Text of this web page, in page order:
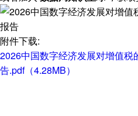
附件下载:
2026中国数字经济发展对增值
告.pdf（4.28MB）